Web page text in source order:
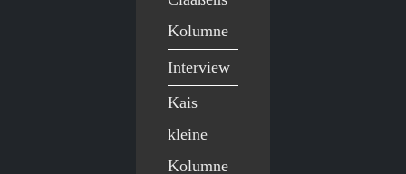
Kolumne
Interview
Kais
kleine
Kolumne